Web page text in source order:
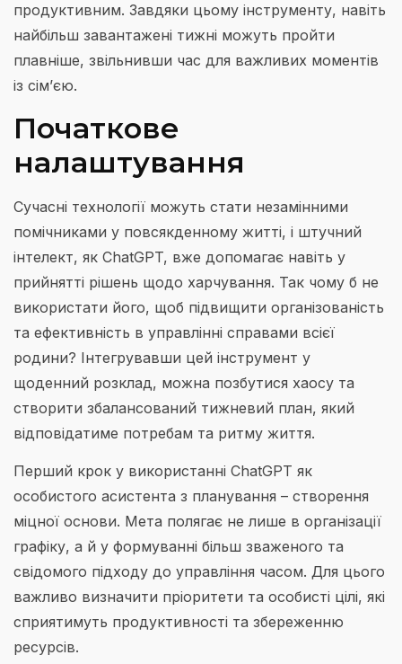
продуктивним. Завдяки цьому інструменту, навіть
найбільш завантажені тижні можуть пройти
плавніше, звільнивши час для важливих моментів
із сім’єю.
Початкове
налаштування
Сучасні технології можуть стати незамінними
помічниками у повсякденному житті, і штучний
інтелект, як ChatGPT, вже допомагає навіть у
прийнятті рішень щодо харчування. Так чому б не
використати його, щоб підвищити організованість
та ефективність в управлінні справами всієї
родини? Інтегрувавши цей інструмент у
щоденний розклад, можна позбутися хаосу та
створити збалансований тижневий план, який
відповідатиме потребам та ритму життя.
Перший крок у використанні ChatGPT як
особистого асистента з планування – створення
міцної основи. Мета полягає не лише в організації
графіку, а й у формуванні більш зваженого та
свідомого підходу до управління часом. Для цього
важливо визначити пріоритети та особисті цілі, які
сприятимуть продуктивності та збереженню
ресурсів.